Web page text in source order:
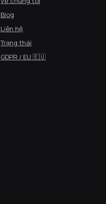
Blog
Liên hệ
Trạng thái
GDPR / EU 🇪🇺